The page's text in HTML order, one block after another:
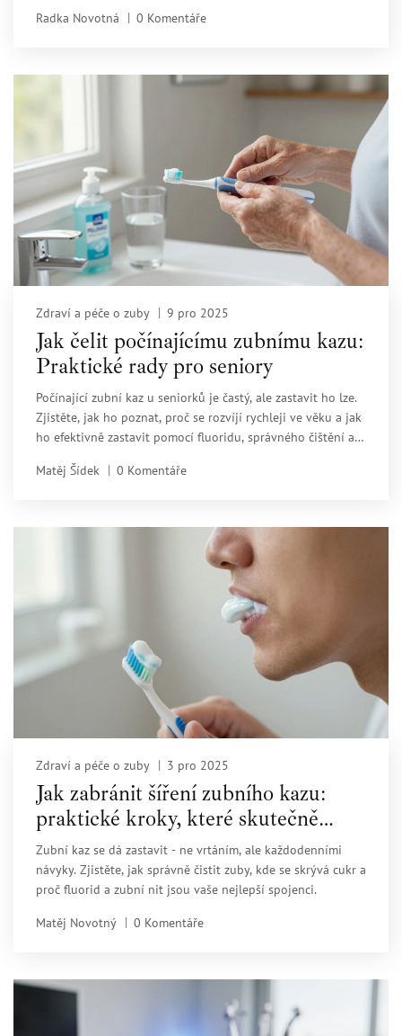
Radka Novotná 0 Komentáře
Zdraví a péče o zuby 9 pro 2025
Jak čelit počínajícímu zubnímu kazu:
Praktické rady pro seniory
Počínající zubní kaz u seniorků je častý, ale zastavit ho lze.
Zjistěte, jak ho poznat, proč se rozvíjí rychleji ve věku a jak
ho efektivně zastavit pomocí fluoridu, správného čištění a
Matěj Šídek
0 Komentáře
Zdraví a péče o zuby 3 pro 2025
Jak zabránit šíření zubního kazu:
praktické kroky, které skutečně
fungují
Zubní kaz se dá zastavit - ne vrtáním, ale každodenními
návyky. Zjistěte, jak správně čistit zuby, kde se skrývá cukr a
proč fluorid a zubní nit jsou vaše nejlepší spojenci.
Matěj Novotný 0 Komentáře